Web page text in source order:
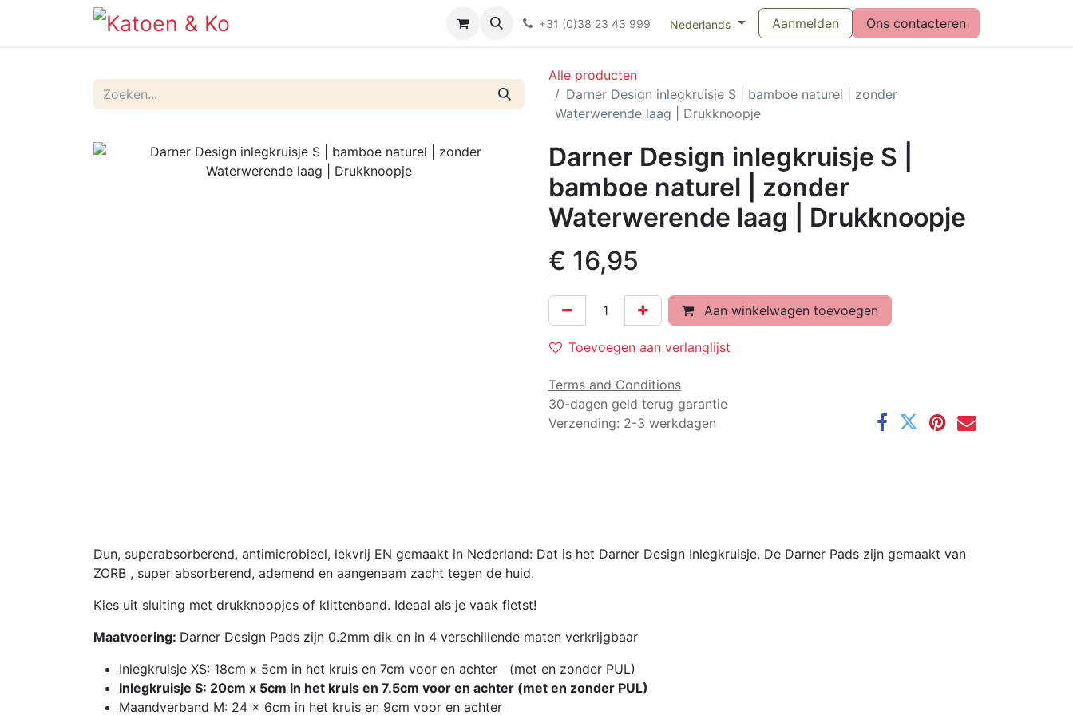
Kieswijzer nacht- en kraamverband Kieswijzer maandverband Vragen over menstruatiecups
+31 (0)38 23 43 999 Nederlands Aanmelden Ons contacteren
Alle producten
Darner Design inlegkruisje S | bamboe naturel | zonder
Waterwerende laag | Drukknoopje
Darner Design inlegkruisje S |
bamboe naturel | zonder
Waterwerende laag | Drukknoopje
€ 16,95
Aan winkelwagen toevoegen
Toevoegen aan verlanglijst
Terms and Conditions
30-dagen geld terug garantie
Verzending: 2-3 werkdagen
Dun, superabsorberend, antimicrobieel, lekvrij EN gemaakt in Nederland: Dat is het Darner Design Inlegkruisje. De Darner Pads zijn gemaakt van
ZORB , super absorberend, ademend en aangenaam zacht tegen de huid.
Kies uit sluiting met drukknoopjes of klittenband. Ideaal als je vaak fietst!
Maatvoering: Darner Design Pads zijn 0.2mm dik en in 4 verschillende maten verkrijgbaar
Inlegkruisje XS: 18cm x 5cm in het kruis en 7cm voor en achter (met en zonder PUL)
Inlegkruisje S: 20cm x 5cm in het kruis en 7.5cm voor en achter (met en zonder PUL)
Maandverband M: 24 x 6cm in het kruis en 9cm voor en achter